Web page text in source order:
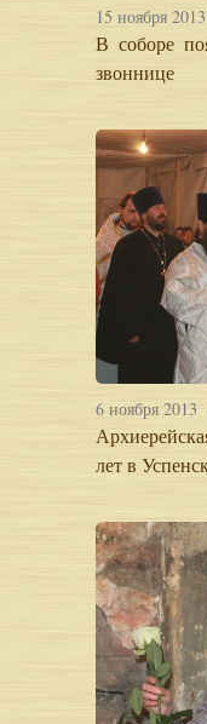
15 ноября 2013
В соборе
звоннице
6 ноября 2013
лет в